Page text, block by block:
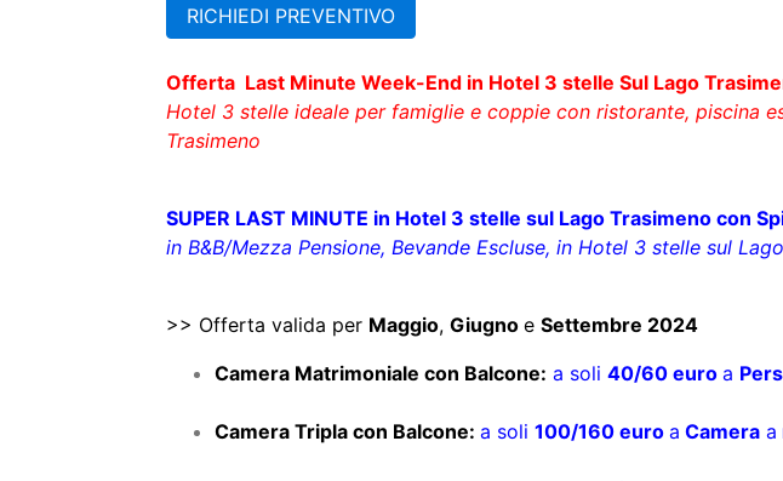
Offerta Last Minute Week-End in Hotel 3 stelle Sul Lago
Trasimeno
​Camera Matrimoniale con Balcone: a soli40/60 euro
​Camera Tripla con Balcone: a soli100/160 euro aCameraa
​Camera Quadrupla con Balcone: a soli120/200 euroa